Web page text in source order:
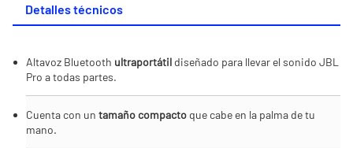
Detalles técnicos
Altavoz Bluetooth ultraportátil diseñado para llevar el sonido JBL
Pro a todas partes.
Cuenta con un tamaño compacto que cabe en la palma de tu
mano.